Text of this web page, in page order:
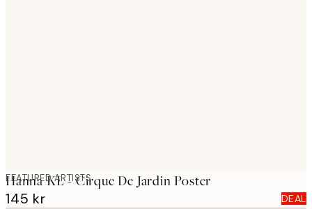
FEATURED ARTISTS
Hanna KL - Cirque De Jardin Poster
145 kr DEAL